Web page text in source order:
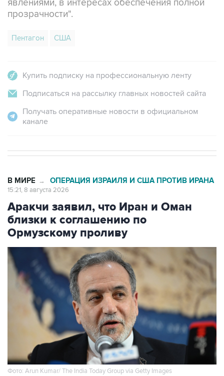
Пентагон США
Подписаться на рассылку главных новостей сайта
Получать оперативные новости в официальном
Аракчи заявил, что Иран и Оман
близки к соглашению по
Ормузскому проливу
Фото: Arun Kumar/ The India Today Group via Getty Images
Москва. 8 августа. INTERFAX.RU - Тегеран и